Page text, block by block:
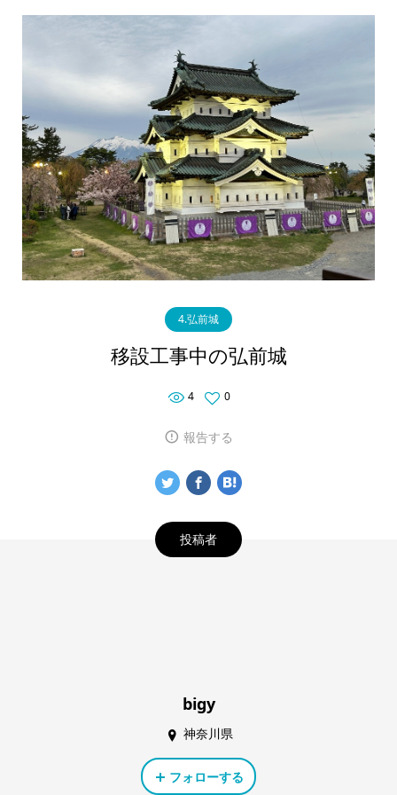
4.弘前城
移設工事中の弘前城
4 0
報告する
投稿者
bigy
神奈川県
フォローする